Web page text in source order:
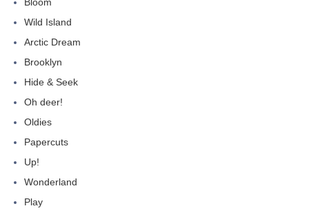
Wild Island
Arctic Dream
Brooklyn
Hide & Seek
Oh deer!
Oldies
Papercuts
Up!
Wonderland
Play